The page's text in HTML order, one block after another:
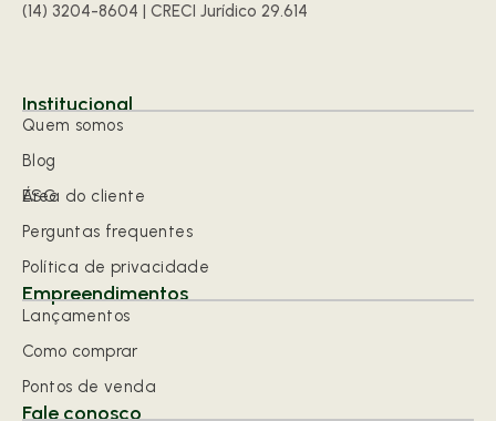
(14) 3204-8604 | CRECI Jurídico 29.614
Institucional
Quem somos
Blog
ESG
Área do cliente
Perguntas frequentes
Política de privacidade
Empreendimentos
Lançamentos
Como comprar
Pontos de venda
Fale conosco